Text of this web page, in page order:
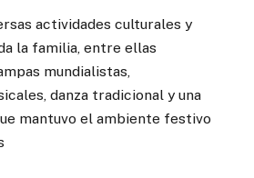
actividades culturales y
la familia, entre ellas
mundialistas,
danza tradicional y una
mantuvo el ambiente festivo